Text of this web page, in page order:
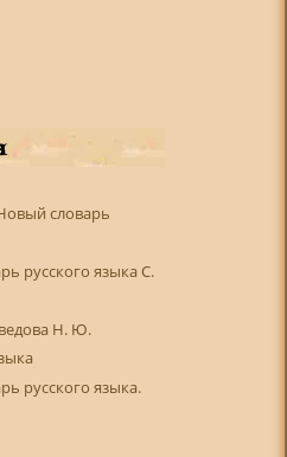
словарь
русского языка С.
Н. Ю.
русского языка.